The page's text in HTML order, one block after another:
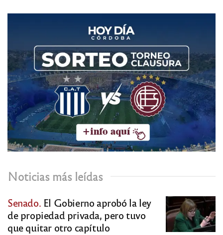
Noticias más leídas
Senado. El Gobierno aprobó la ley
de propiedad privada, pero tuvo
que quitar otro capítulo